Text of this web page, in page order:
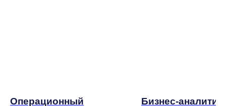
Операционный
Бизнес-аналитик